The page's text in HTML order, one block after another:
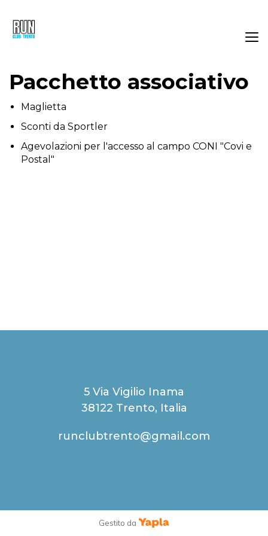
Pacchetto associativo
Maglietta
Sconti da Sportler
Agevolazioni per l'accesso al campo CONI "Covi e
Postal"
5 Via Vigilio Inama
38122 Trento, Italia
runclubtrento@gmail.com
Gestito da